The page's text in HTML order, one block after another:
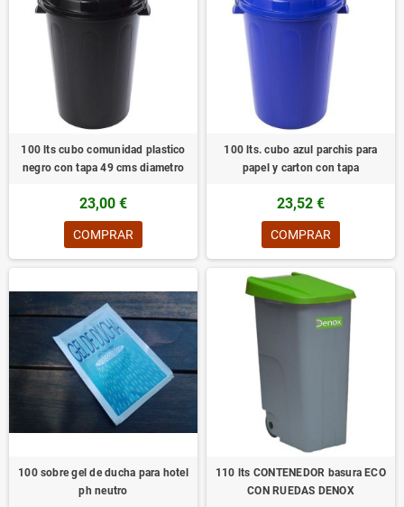
100 lts cubo comunidad plastico
negro con tapa 49 cms diametro
23,00 €
COMPRAR
100 lts. cubo azul parchis para
papel y carton con tapa
23,52 €
COMPRAR
100 sobre gel de ducha para hotel
ph neutro
110 lts CONTENEDOR basura ECO
CON RUEDAS DENOX